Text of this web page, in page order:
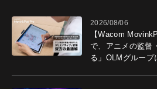
2026/08/06
【Wacom
で、アニメの監督
る」OLMグループ